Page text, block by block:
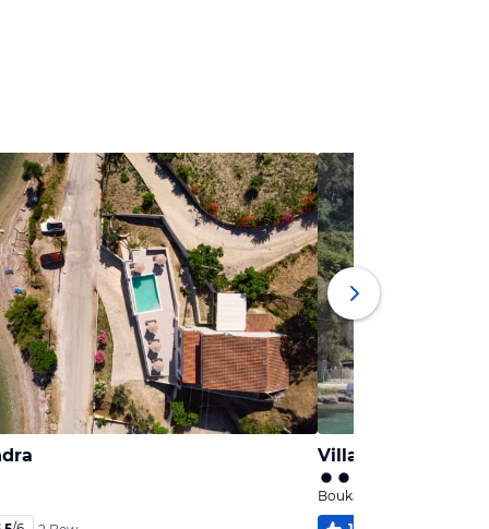
Villa Boukari
Boukari, Korfu